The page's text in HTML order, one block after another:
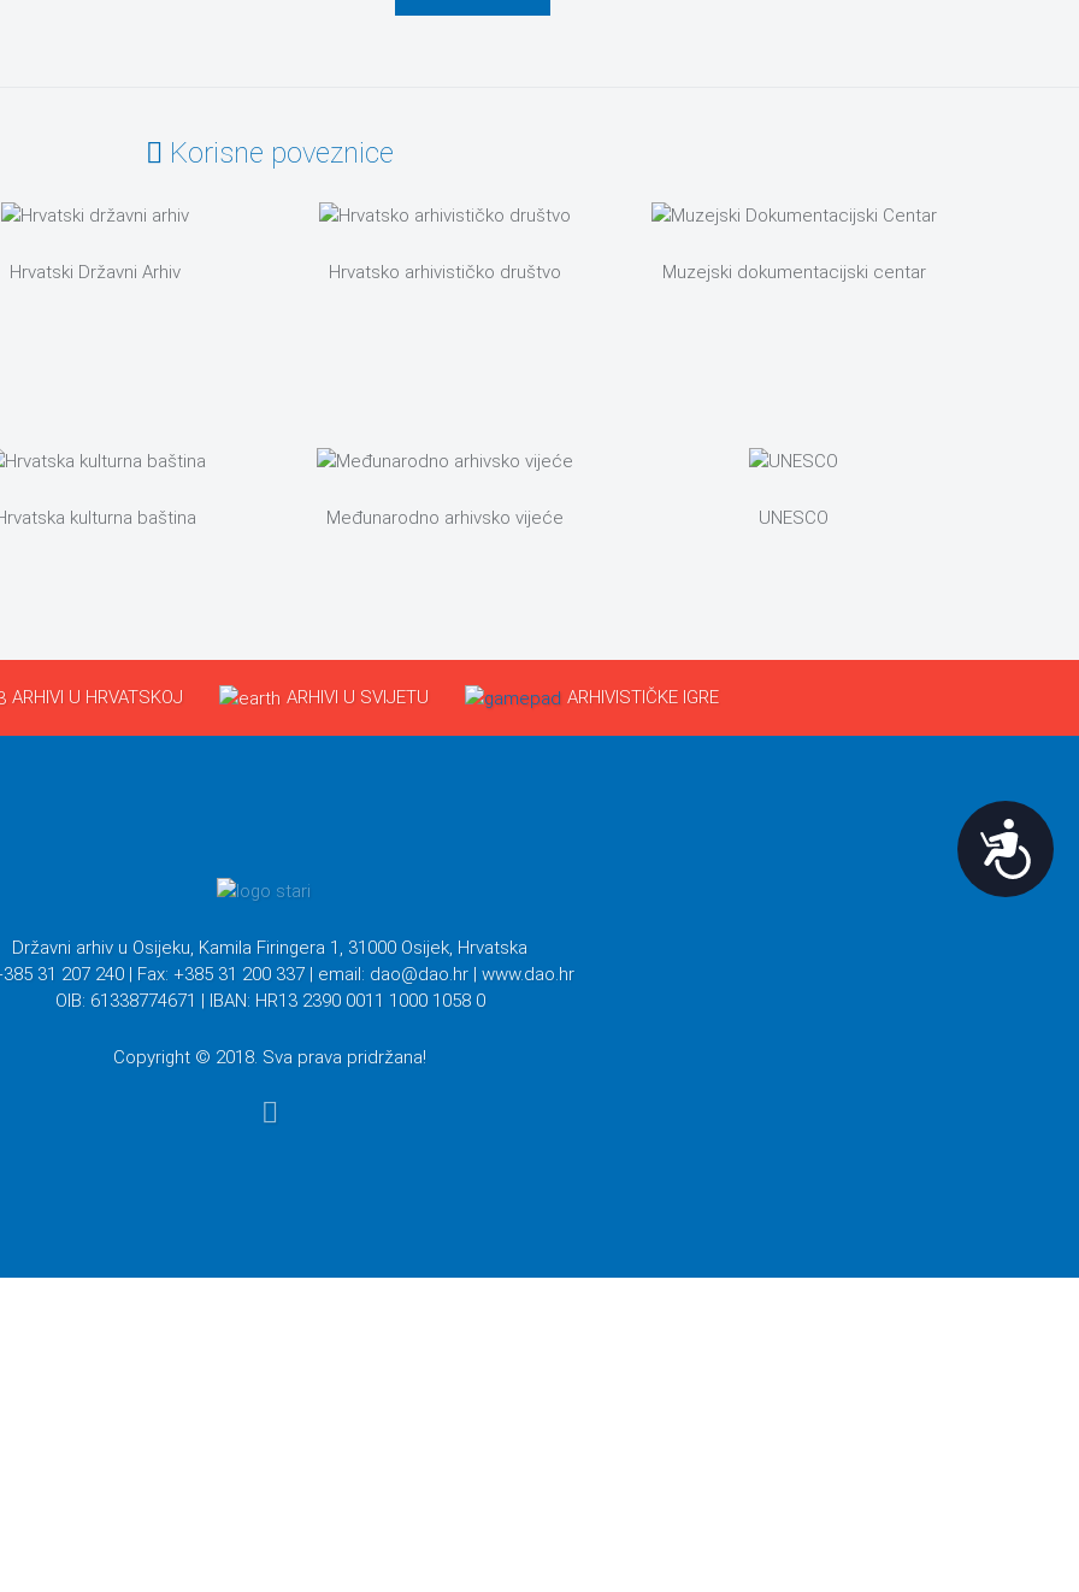
Pristupačnost
Korisne poveznice
Hrvatski Državni Arhiv Hrvatsko arhivističko društvo Muzejski dokumentacijski centar
kulturna baština Međunarodno arhivsko vijeće UNESCO
ARHIVI U HRVATSKOJ ARHIVI U SVIJETU ARHIVISTIČKE IGRE
Državni arhiv u Osijeku, Kamila Firingera 1, 31000 Osijek, Hrvatska
31 207 240 | Fax: +385 31 200 337 | email: dao@dao.hr | www.dao.hr
OIB: 61338774671 | IBAN: HR13 2390 0011 1000 1058 0
Copyright © 2018. Sva prava pridržana!